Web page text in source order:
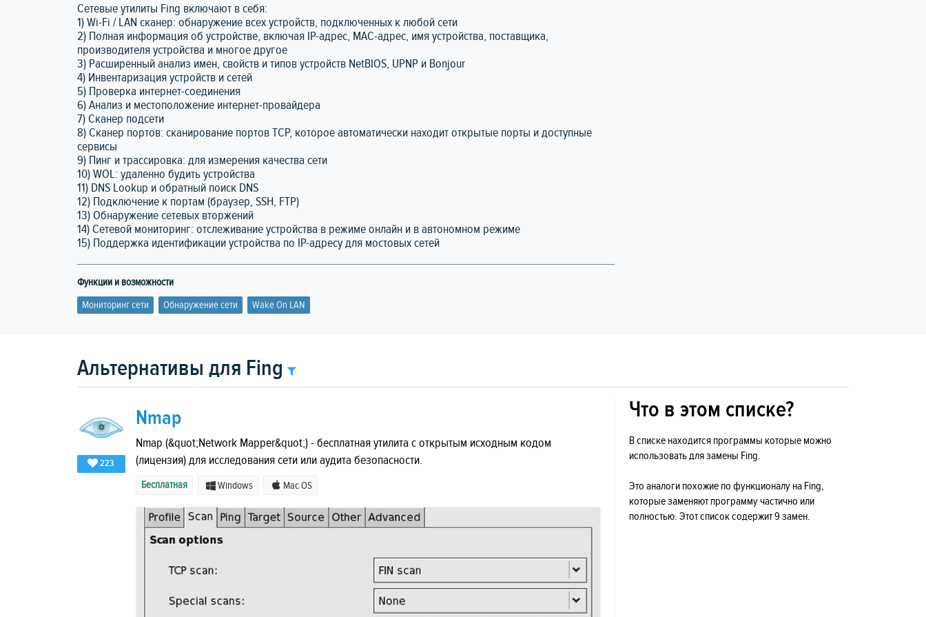
Сетевые утилиты Fing включают в себя:
1) Wi-Fi / LAN сканер: обнаружение всех устройств, подключенных к любой сети
2) Полная информация об устройстве, включая IP-адрес, MAC-адрес, имя устройства, поставщика,
производителя устройства и многое другое
3) Расширенный анализ имен, свойств и типов устройств NetBIOS, UPNP и Bonjour
4) Инвентаризация устройств и сетей
5) Проверка интернет-соединения
6) Анализ и местоположение интернет-провайдера
7) Сканер подсети
8) Сканер портов: сканирование портов TCP, которое автоматически находит открытые порты и доступные
сервисы
9) Пинг и трассировка: для измерения качества сети
10) WOL: удаленно будить устройства
11) DNS Lookup и обратный поиск DNS
12) Подключение к портам (браузер, SSH, FTP)
13) Обнаружение сетевых вторжений
14) Сетевой мониторинг: отслеживание устройства в режиме онлайн и в автономном режиме
15) Поддержка идентификации устройства по IP-адресу для мостовых сетей
Функции и возможности
Мониторинг сети
Обнаружение сети Wake On LAN
Альтернативы для Fing
223
Nmap
Nmap (&quot;Network Mapper&quot;) - бесплатная утилита с открытым исходным кодом
(лицензия) для исследования сети или аудита безопасности.
Бесплатная Windows Mac OS
Что в этом списке?
В списке находится программы которые можно
использовать для замены Fing.
Это аналоги похожие по функционалу на Fing,
которые заменяют программу частично или
полностью. Этот список содержит 9 замен.